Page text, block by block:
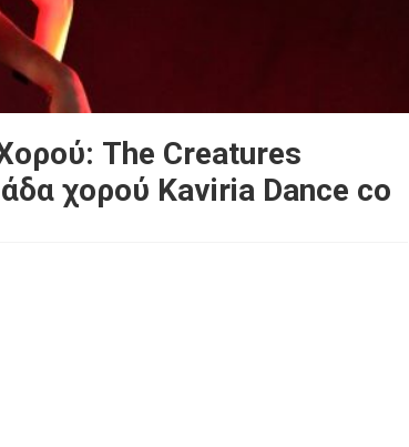
The Creatures
χορού Kaviria Dance co